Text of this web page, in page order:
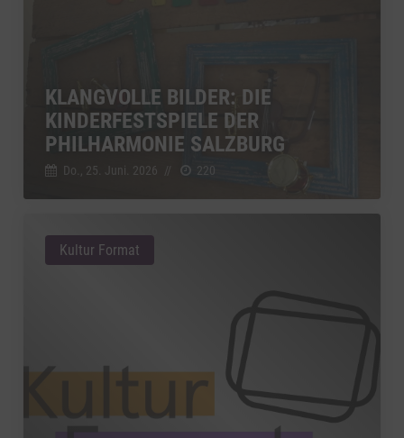
KLANGVOLLE BILDER: DIE
KINDERFESTSPIELE DER
PHILHARMONIE SALZBURG
Do., 25. Juni. 2026 // 220
Kultur Format